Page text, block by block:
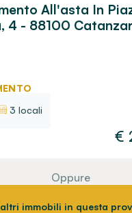
All'asta In
4 - 88100
3 locali
€
Oppure
immobili in questa